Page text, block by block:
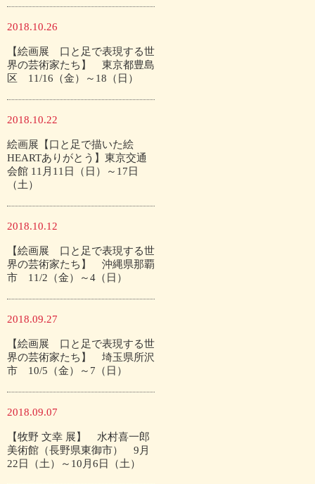
2018.10.26
【絵画展 口と足で表現する世
界の芸術家たち】 東京都豊島
区 11/16（金）～18（日）
2018.10.22
絵画展【口と足で描いた絵
HEARTありがとう】東京交通
会館 11月11日（日）～17日
（土）
2018.10.12
【絵画展 口と足で表現する世
界の芸術家たち】 沖縄県那覇
市 11/2（金）～4（日）
2018.09.27
【絵画展 口と足で表現する世
界の芸術家たち】 埼玉県所沢
市 10/5（金）～7（日）
2018.09.07
【牧野 文幸 展】 水村喜一郎
美術館（長野県東御市） 9月
22日（土）～10月6日（土）